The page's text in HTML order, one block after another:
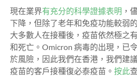
現在業界有充分的科學證據表明 ，
下降，但除了老年和免疫功能較弱
大多數人在接種後，疫苗依然極之
和死亡。Omicron 病毒的出現，已
於風險，因此我們在香港，我們建
疫苗的客戶接種復必泰疫苗。 按此